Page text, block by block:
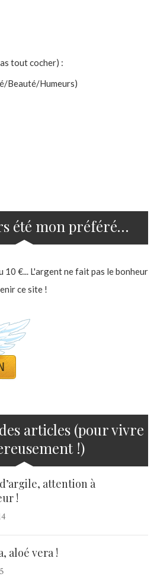
tout cocher) :
Beauté/Humeurs)
été mon préféré…
10 €... L'argent ne fait pas le bonheur
ce site !
articles (pour vivre
!)
attention à
!
aloé vera !